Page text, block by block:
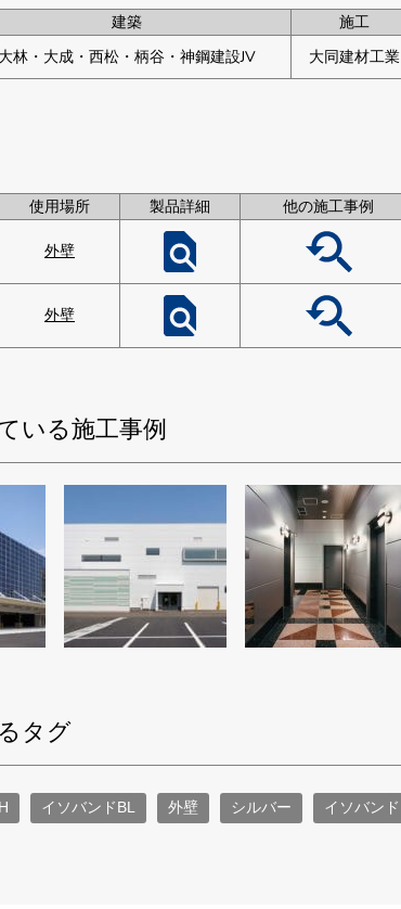
建築
施工
大林・大成・西松・柄谷・神鋼建設JV 大同建材工業
使用場所 製品詳細
他の施工事例
外壁
外壁
いる施工事例
タグ
イソバンドBL 外壁 シルバー イソバンド